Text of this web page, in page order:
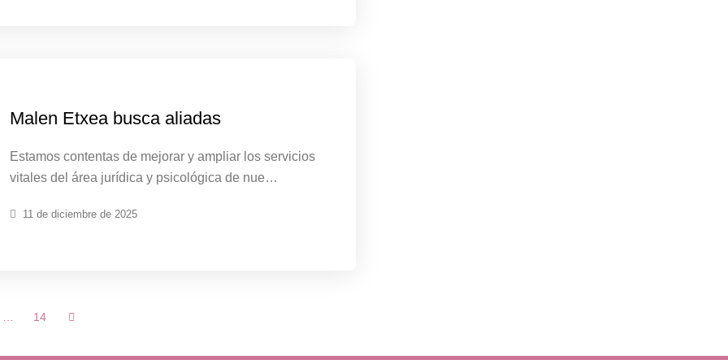
Malen Etxea busca aliadas
Estamos contentas de mejorar y ampliar los servicios
vitales del área jurídica y psicológica de nue…
11 de diciembre de 2025
14